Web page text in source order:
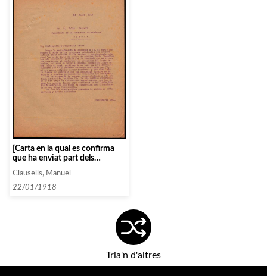
[Carta en la qual es confirma
que ha enviat part dels
l’Associació]
Clausells, Manuel
22/01/1918
Tria'n d'altres